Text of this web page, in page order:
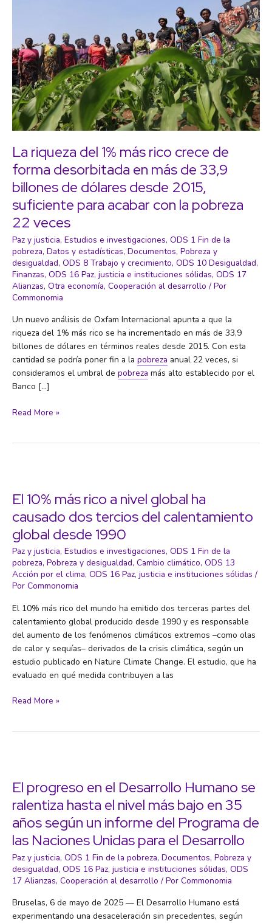
La riqueza del 1% más rico crece de
forma desorbitada en más de 33,9
billones de dólares desde 2015,
suficiente para acabar con la pobreza
22 veces
Paz y justicia, Estudios e investigaciones, ODS 1 Fin de la
pobreza, Datos y estadísticas, Documentos, Pobreza y
desigualdad, ODS 8 Trabajo y crecimiento, ODS 10 Desigualdad,
Finanzas, ODS 16 Paz, justicia e instituciones sólidas, ODS 17
Alianzas, Otra economía, Cooperación al desarrollo / Por
Commonomia
Un nuevo análisis de Oxfam Internacional apunta a que la
riqueza del 1% más rico se ha incrementado en más de 33,9
billones de dólares en términos reales desde 2015. Con esta
cantidad se podría poner fin a la pobreza anual 22 veces, si
consideramos el umbral de pobreza más alto establecido por el
Banco […]
La
crece
de
forma
desorbitada
en
más
de
33,9
de
dólares
desde
2015,
suficiente
para
con
pobreza
Read More »
El 10% más rico a nivel global ha
causado dos tercios del calentamiento
global desde 1990
Paz y justicia, Estudios e investigaciones, ODS 1 Fin de la
pobreza, Pobreza y desigualdad, Cambio climático, ODS 13
Acción por el clima, ODS 16 Paz, justicia e instituciones sólidas /
Por Commonomia
El 10% más rico del mundo ha emitido dos terceras partes del
calentamiento global producido desde 1990 y es responsable
del aumento de los fenómenos climáticos extremos –como olas
de calor y sequías– derivados de la crisis climática, según un
estudio publicado en Nature Climate Change. El estudio, que ha
evaluado en qué medida contribuyen a las
El
global
ha
causado
dos
tercios
del
calentamiento
global
1990
Read More »
El progreso en el Desarrollo Humano se
ralentiza hasta el nivel más bajo en 35
años según un informe del Programa de
las Naciones Unidas para el Desarrollo
Paz y justicia, ODS 1 Fin de la pobreza, Documentos, Pobreza y
desigualdad, ODS 16 Paz, justicia e instituciones sólidas, ODS
17 Alianzas, Cooperación al desarrollo / Por Commonomia
Bruselas, 6 de mayo de 2025 — El Desarrollo Humano está
experimentando una desaceleración sin precedentes, según